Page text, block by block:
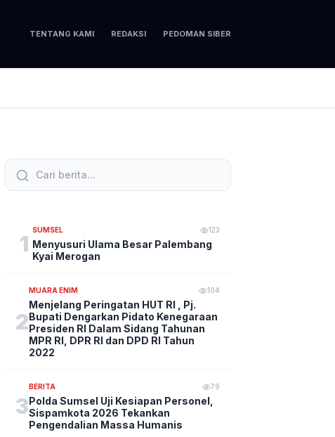
TENTANG KAMI REDAKSI PEDOMAN SIBER
1
SUMSEL 123
Menyusuri Ulama Besar Palembang
Kyai Merogan
2
MUARA ENIM 104
Menjelang Peringatan HUT RI , Pj.
Bupati Dengarkan Pidato Kenegaraan
Presiden RI Dalam Sidang Tahunan
MPR RI, DPR RI dan DPD RI Tahun
2022
3
BERITA 79
Polda Sumsel Uji Kesiapan Personel,
Sispamkota 2026 Tekankan
Pengendalian Massa Humanis